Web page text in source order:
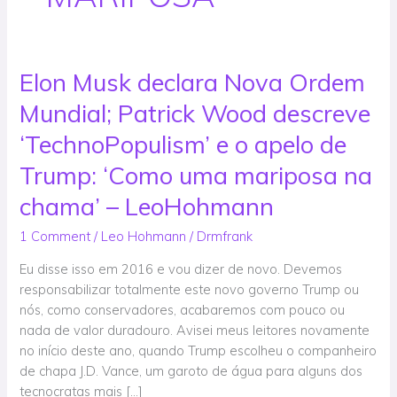
Elon Musk declara Nova Ordem
Mundial; Patrick Wood descreve
‘TechnoPopulism’ e o apelo de
Trump: ‘Como uma mariposa na
chama’ – LeoHohmann
1 Comment / Leo Hohmann / Drmfrank
Eu disse isso em 2016 e vou dizer de novo. Devemos
responsabilizar totalmente este novo governo Trump ou
nós, como conservadores, acabaremos com pouco ou
nada de valor duradouro. Avisei meus leitores novamente
no início deste ano, quando Trump escolheu o companheiro
de chapa J.D. Vance, um garoto de água para alguns dos
tecnocratas mais […]
Elon
Musk
declara
Nova
Ordem
Mundial;
Patrick
Wood
descreve
‘TechnoPopulism’
apelo
Trump:
‘Como